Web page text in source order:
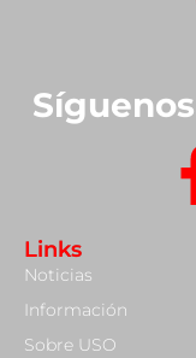
Links
Noticias
Información
Sobre USO